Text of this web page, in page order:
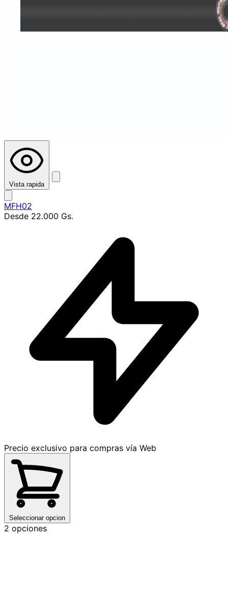
Vista rapida
MFH02
Desde 22.000 Gs.
Precio exclusivo para compras vía Web
Seleccionar opcion
2 opciones